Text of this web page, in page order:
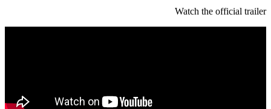
Watch the official trailer